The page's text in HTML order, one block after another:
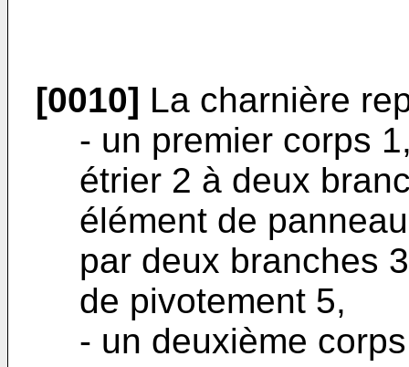
[0010] La charnière
- un premier corps
étrier 2 à deux
élément de
par deux branches
de pivotement 5,
- un deuxième